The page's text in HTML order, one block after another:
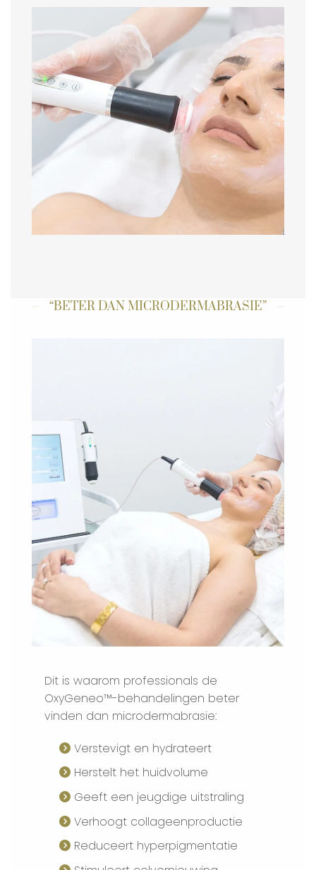
“BETER DAN MICRODERMABRASIE”
Dit is waarom professionals de
OxyGeneo™-behandelingen beter
vinden dan microdermabrasie:
Verstevigt en hydrateert
Herstelt het huidvolume
Geeft een jeugdige uitstraling
Verhoogt collageenproductie
Reduceert hyperpigmentatie